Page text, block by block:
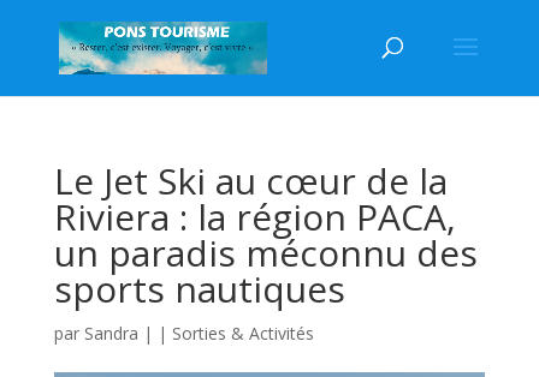
Le Jet Ski au cœur de la
Riviera : la région PACA,
un paradis méconnu des
sports nautiques
par Sandra | | Sorties & Activités